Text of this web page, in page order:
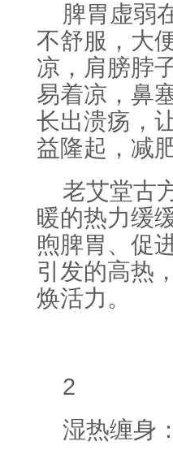
脾胃虚弱
不舒服，大
凉，肩膀脖
易着凉，鼻
长出溃疡，
益隆起，减
老艾堂古
暖的热力缓
煦脾胃、促
引发的高热
焕活力。
2
湿热缠身